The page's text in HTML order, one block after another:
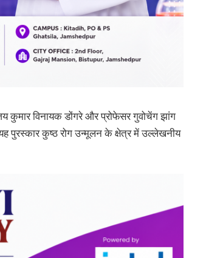
कुमार विनायक डोंगरे और प्रोफेसर गुवोचेंग झांग
यह पुरस्‍कार कुष्‍ठ रोग उन्‍मूलन के क्षेत्र में उल्‍लेखनीय